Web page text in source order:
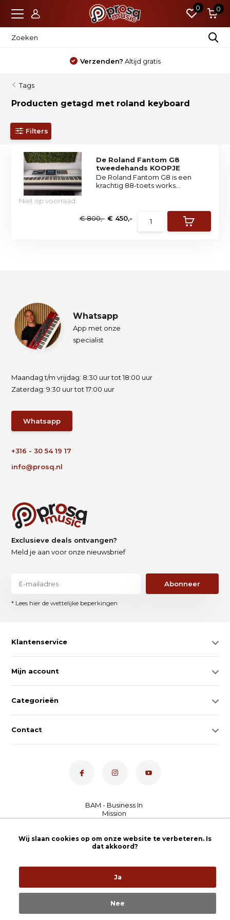
0 0
Verzenden? Altijd gratis
Tags
Producten getagd met roland keyboard
Filters
De Roland Fantom G8
tweedehands KOOPJE
De Roland Fantom G8 is een
krachtig 88-toets works...
Niet op voorraad
€ 800,- € 450,-
Whatsapp
App met onze
specialist
Maandag t/m vrijdag: 8:30 uur tot 18:00 uur
Zaterdag: 9:30 uur tot 17:00 uur
Whatsapp
+316 - 30 54 19 17
info@prosq.nl
Exclusieve deals ontvangen?
Meld je aan voor onze nieuwsbrief
Abonneer
* Lees hier de wettelijke beperkingen
Klantenservice
Mijn account
Categorieën
Contact
Dé toetsenspecialist van
Nederland4,7- bekijk
Wij slaan cookies op om onze website te verbeteren. Is
dat akkoord?
Ja
Nee